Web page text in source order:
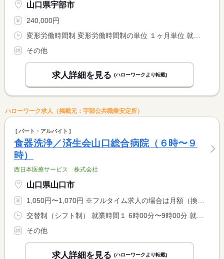
山口県宇部市
240,000円
その他
求人詳細を見る (ハローワークより転載)
ハローワーク求人（掲載元：宇部公共職業安定所）
パート・アルバイト
食器洗浄／済生会山口総合病院（６時〜９
時）
西日本医療サービス 株式会社
山口県山口市
1,050円〜1,070円 ※フルタイム求人の場合は月額（換算額）、パート求人の場合は時間額を表示しています。
その他
求人詳細を見る (ハローワークより転載)